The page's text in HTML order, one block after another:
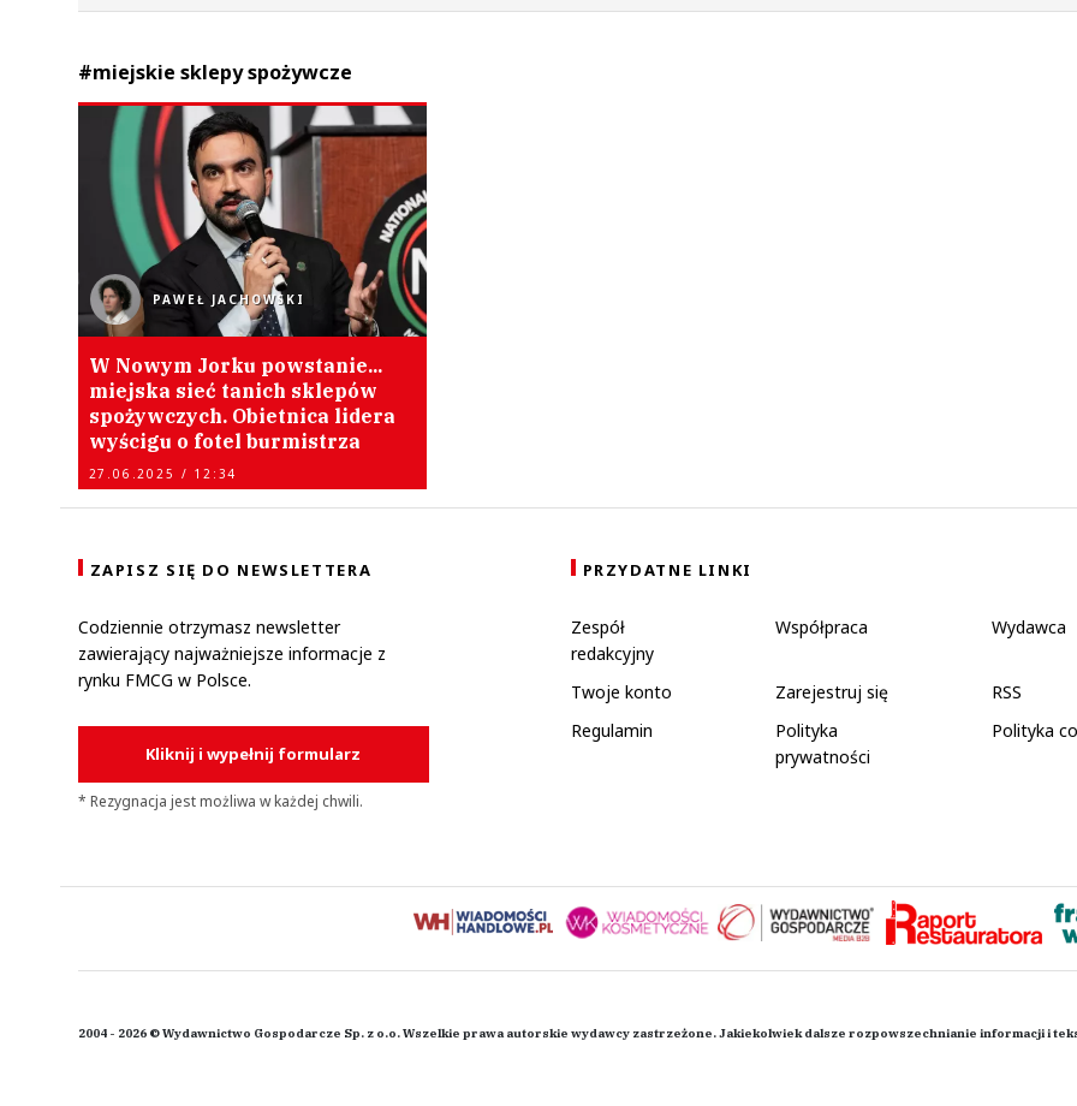
#miejskie sklepy spożywcze
PAWEŁ JACHOWSKI
W Nowym Jorku powstanie...
miejska sieć tanich sklepów
spożywczych. Obietnica lidera
wyścigu o fotel burmistrza
27.06.2025 / 12:34
ZAPISZ SIĘ DO NEWSLETTERA
Codziennie otrzymasz newsletter
zawierający najważniejsze informacje z
rynku FMCG w Polsce.
Kliknij i wypełnij formularz
* Rezygnacja jest możliwa w każdej chwili.
PRZYDATNE LINKI
Zespół
redakcyjny
Współpraca Wydawca
Twoje konto Zarejestruj się
RSS
Regulamin
Polityka
prywatności
Polityka
2004 - 2026 © Wydawnictwo Gospodarcze Sp. z o.o. Wszelkie prawa autorskie wydawcy zastrzeżone. Jakiekolwiek dalsze rozpowszechnianie informacji i